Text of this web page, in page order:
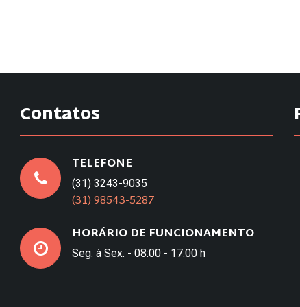
Contatos
TELEFONE
(31) 3243-9035
(31) 98543-5287
HORÁRIO DE FUNCIONAMENTO
Seg. à Sex. - 08:00 - 17:00 h